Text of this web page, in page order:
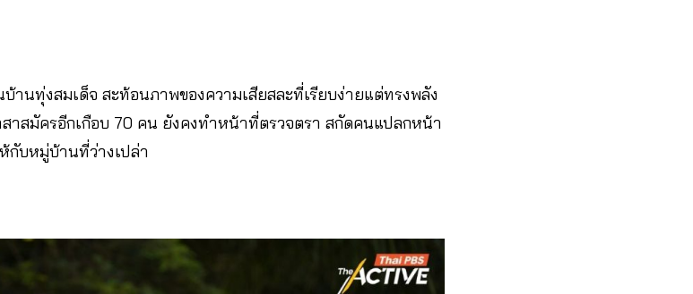
านทุ่งสมเด็จ สะท้อนภาพของความเสียสละที่เรียบง่ายแต่ทรงพลัง
สมัครอีกเกือบ 70 คน ยังคงทำหน้าที่ตรวจตรา สกัดคนแปลกหน้า
กับหมู่บ้านที่ว่างเปล่า